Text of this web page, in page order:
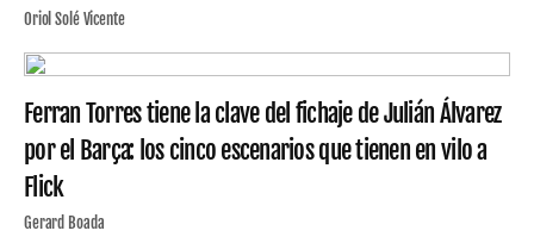
Oriol Solé Vicente
Ferran Torres tiene la clave del fichaje de Julián Álvarez
por el Barça: los cinco escenarios que tienen en vilo a
Flick
Gerard Boada